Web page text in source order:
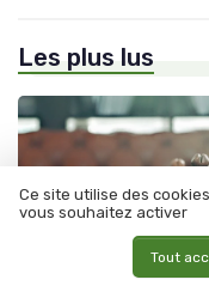
Les plus lus
Ce site utilise des
vous souhaitez activer
Tout